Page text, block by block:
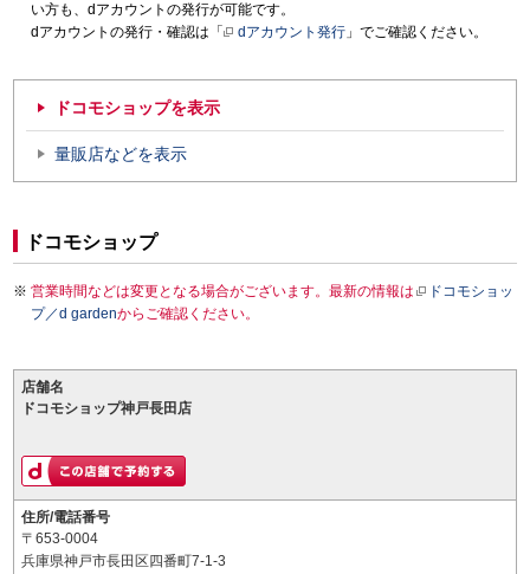
い方も、dアカウントの発行が可能です。
dアカウントの発行・確認は「
dアカウント発行 」でご確認ください。
ドコモショップを表示
量販店などを表示
ドコモショップ
営業時間などは変更となる場合がございます。最新の情報は
ドコモショッ
プ／d gardenからご確認ください。
店舗名
ドコモショップ神戸長田店
住所/電話番号
〒653-0004
兵庫県神戸市長田区四番町7-1-3